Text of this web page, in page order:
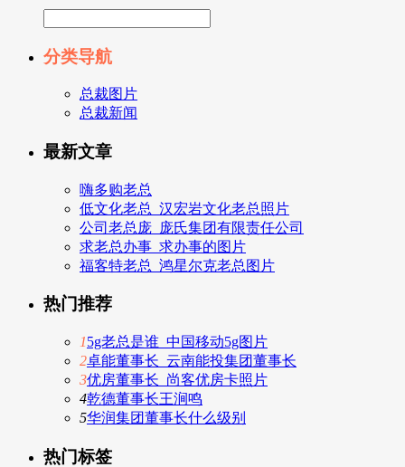
分类导航
总裁图片
总裁新闻
最新文章
嗨多购老总
低文化老总_汉宏岩文化老总照片
公司老总庞_庞氏集团有限责任公司
求老总办事_求办事的图片
福客特老总_鸿星尔克老总图片
热门推荐
15g老总是谁_中国移动5g图片
2卓能董事长_云南能投集团董事长
3优房董事长_尚客优房卡照片
4乾德董事长王涧鸣
5华润集团董事长什么级别
热门标签